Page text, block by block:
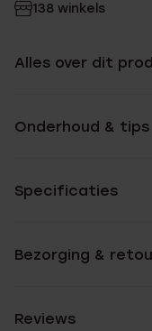
138 winkels
Alles over dit
Onderhoud & tips
Specificaties
Bezorging &
Reviews